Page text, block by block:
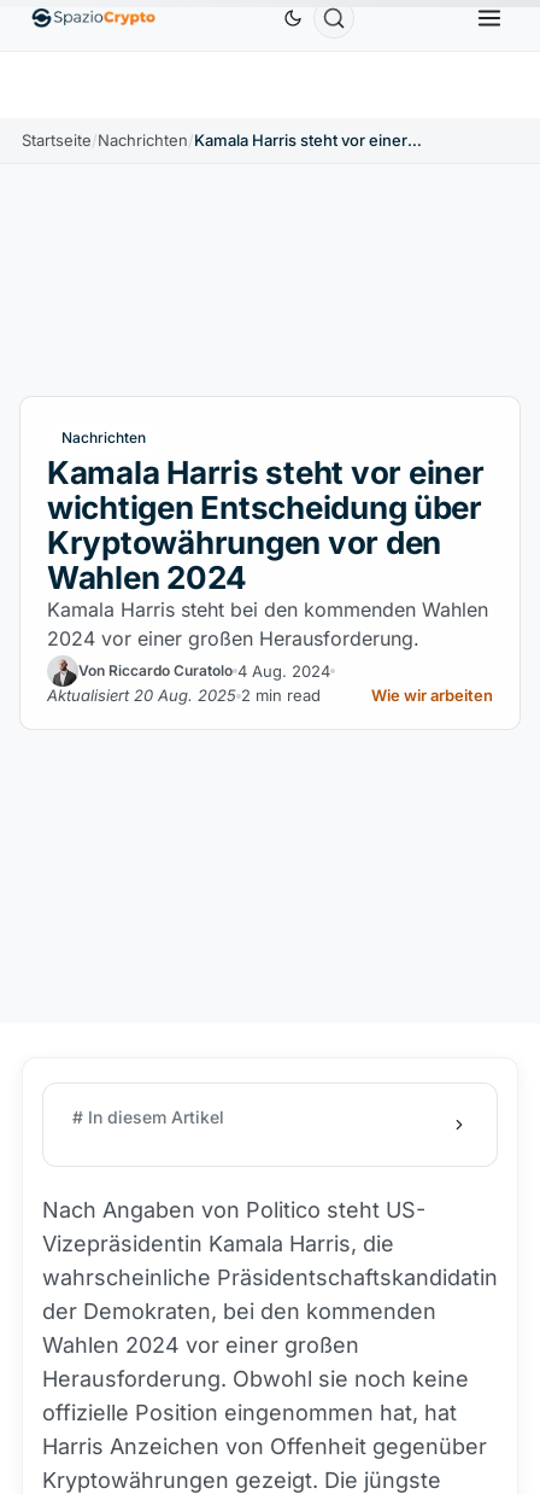
EthereumETH1.880,58 $ Tether USDT0,9991 $ BNBBNB
Startseite/Nachrichten/ Kamala Harris steht vor einer wichtigen Entscheidung über Kryptowährungen vor den Wahlen 2024
Nachrichten
Kamala Harris steht vor einer
wichtigen Entscheidung über
Kryptowährungen vor den
Wahlen 2024
Kamala Harris steht bei den kommenden Wahlen
2024 vor einer großen Herausforderung.
Von Riccardo Curatolo 4 Aug. 2024
Aktualisiert 20 Aug. 2025 2 min read Wie wir arbeiten
# In diesem Artikel
Nach Angaben von Politico steht US-
Vizepräsidentin Kamala Harris, die
wahrscheinliche Präsidentschaftskandidatin
der Demokraten, bei den kommenden
Wahlen 2024 vor einer großen
Herausforderung. Obwohl sie noch keine
offizielle Position eingenommen hat, hat
Harris Anzeichen von Offenheit gegenüber
Kryptowährungen gezeigt. Die jüngste